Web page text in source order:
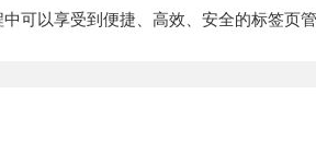
可以享受到便捷、高效、安全的标签页管